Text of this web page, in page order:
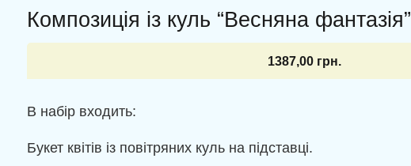
Композиція із куль “Весняна фантазія”
1387,00 грн.
В набір входить:
Букет квітів із повітряних куль на підставці.